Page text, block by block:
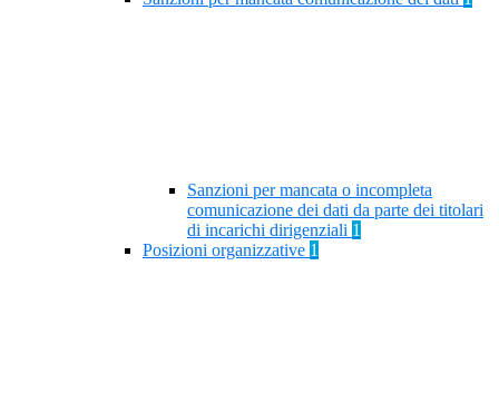
Sanzioni per mancata o incompleta
comunicazione dei dati da parte dei titolari
di incarichi dirigenziali 1
Posizioni organizzative 1